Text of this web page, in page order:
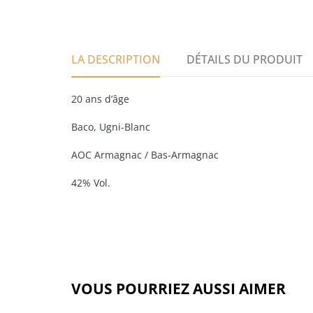
LA DESCRIPTION DÉTAILS DU PRODUIT
20 ans d’âge
Baco, Ugni-Blanc
AOC Armagnac / Bas-Armagnac
42% Vol.
VOUS POURRIEZ AUSSI AIMER